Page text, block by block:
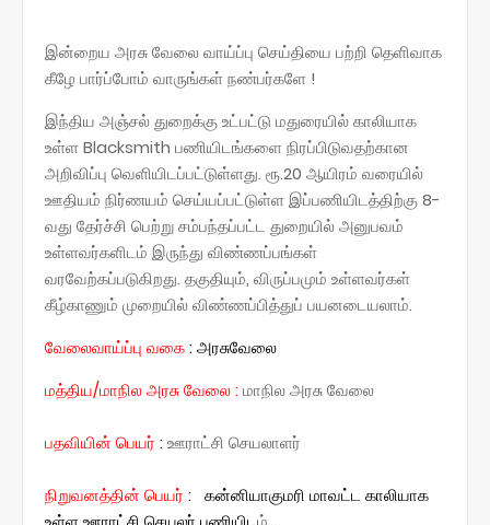
இன்றைய அரசு வேலை வாய்ப்பு செய்தியை பற்றி தெளிவாக
கீழே பார்ப்போம் வாருங்கள் நண்பர்களே !
இந்திய அஞ்சல் துறைக்கு உட்பட்டு மதுரையில் காலியாக
உள்ள Blacksmith பணியிடங்களை நிரப்பிடுவதற்கான
அறிவிப்பு வெளியிடப்பட்டுள்ளது. ரூ.20 ஆயிரம் வரையில்
ஊதியம் நிர்ணயம் செய்யப்பட்டுள்ள இப்பணியிடத்திற்கு 8-
வது தேர்ச்சி பெற்று சம்பந்தப்பட்ட துறையில் அனுபவம்
உள்ளவர்களிடம் இருந்து விண்ணப்பங்கள்
வரவேற்கப்படுகிறது. தகுதியும், விருப்பமும் உள்ளவர்கள்
கீழ்காணும் முறையில் விண்ணப்பித்துப் பயனடையலாம்.
வேலைவாய்ப்பு வகை:அரசுவேலை
மத்திய/மாநில அரசு வேலை:மாநில அரசு வேலை
பதவியின் பெயர் :ஊராட்சி செயலாளர்
நிறுவனத்தின் பெயர் : கன்னியாகுமரி மாவட்ட காலியாக